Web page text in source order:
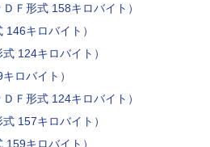
Ｆ形式 158キロバイト）
キロバイト）
124キロバイト）
ロバイト）
Ｆ形式 124キロバイト）
157キロバイト）
キロバイト）